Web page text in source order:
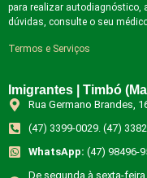
para realizar autodiagnóstico,
dúvidas, consulte o seu
Termos e Serviços
Imigrantes | Timbó
Rua Germano Brandes,
(47) 3399-0029. (47)
WhatsApp: (47) 98496-
De segunda à sexta-